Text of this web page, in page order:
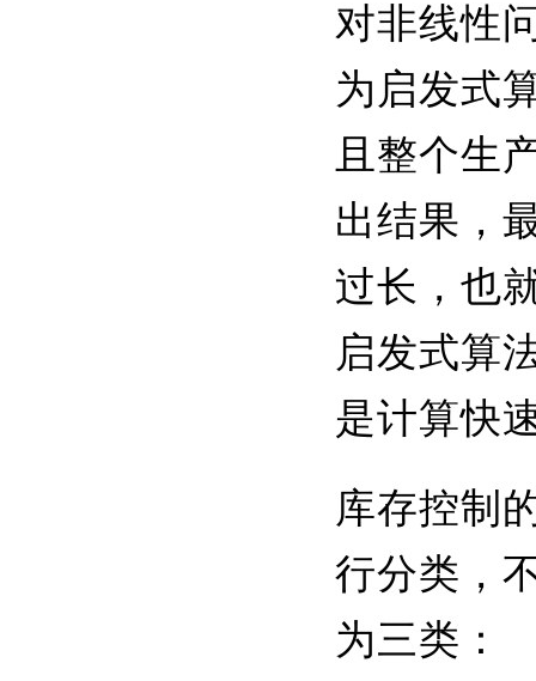
对非线性
为启发式
且整个生
出结果，
过长，也
启发式算
是计算快
库存控制
行分类，
为三类：